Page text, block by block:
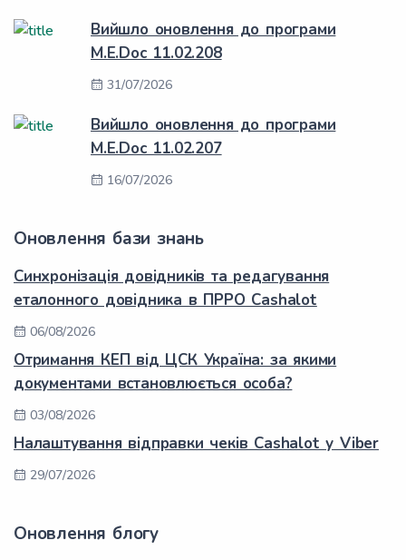
Вийшло оновлення до програми
M.E.Doc 11.02.208
31/07/2026
Вийшло оновлення до програми
M.E.Doc 11.02.207
16/07/2026
Оновлення бази знань
Синхронізація довідників та редагування
еталонного довідника в ПРРО Cashalot
06/08/2026
Отримання КЕП від ЦСК Україна: за якими
документами встановлюється особа?
03/08/2026
Налаштування відправки чеків Cashalot у Viber
29/07/2026
Оновлення блогу